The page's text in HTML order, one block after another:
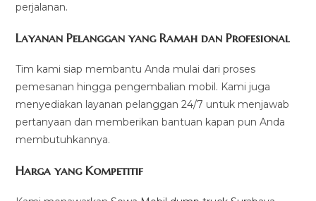
perjalanan.
Layanan Pelanggan yang Ramah dan Profesional
Tim kami siap membantu Anda mulai dari proses
pemesanan hingga pengembalian mobil. Kami juga
menyediakan layanan pelanggan 24/7 untuk menjawab
pertanyaan dan memberikan bantuan kapan pun Anda
membutuhkannya.
Harga yang Kompetitif